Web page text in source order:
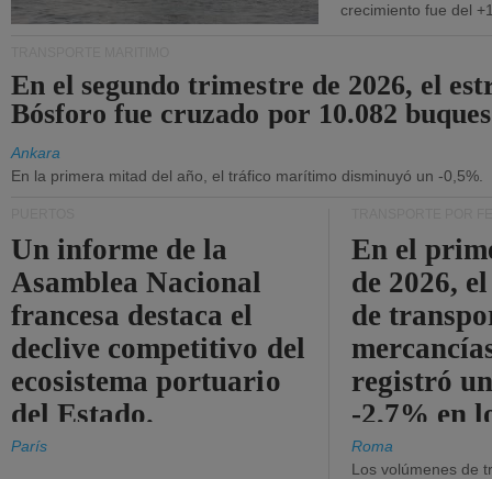
crecimiento fue del
En el segundo trimestre de 2026, el
Bósforo fue cruzado por 10.082
Ankara
En la primera mitad del año, el tráfico marítimo disminuyó un -0,5%.
Un informe de la
Asamblea Nacional
francesa destaca el
declive competitivo del
ecosistema portuario
del Estado.
París
En el
de 2026,
de
registró
-2,7% en
Roma
Los volúmenes de